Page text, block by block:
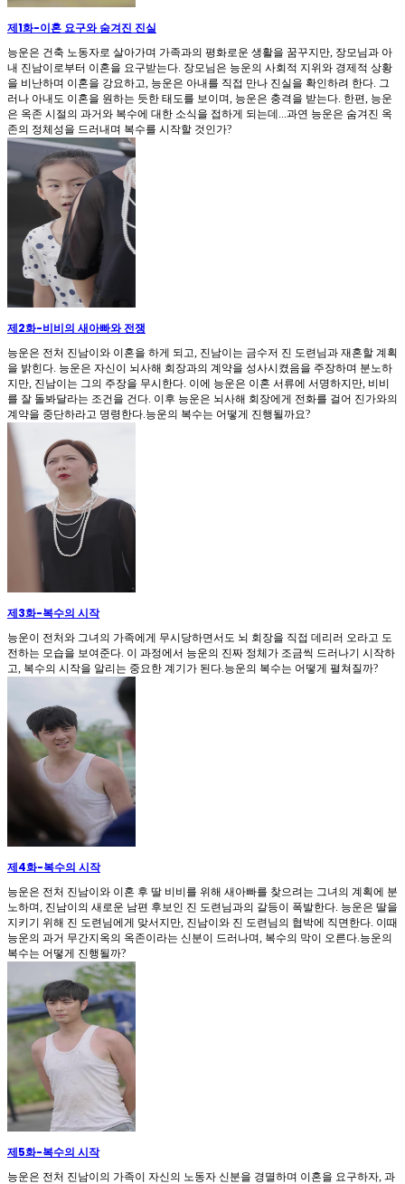
제1화-이혼 요구와 숨겨진 진실
능운은 건축 노동자로 살아가며 가족과의 평화로운 생활을 꿈꾸지만, 장모님과 아
내 진남이로부터 이혼을 요구받는다. 장모님은 능운의 사회적 지위와 경제적 상황
을 비난하며 이혼을 강요하고, 능운은 아내를 직접 만나 진실을 확인하려 한다. 그
러나 아내도 이혼을 원하는 듯한 태도를 보이며, 능운은 충격을 받는다. 한편, 능운
은 옥존 시절의 과거와 복수에 대한 소식을 접하게 되는데...과연 능운은 숨겨진 옥
존의 정체성을 드러내며 복수를 시작할 것인가?
제2화-비비의 새아빠와 전쟁
능운은 전처 진남이와 이혼을 하게 되고, 진남이는 금수저 진 도련님과 재혼할 계획
을 밝힌다. 능운은 자신이 뇌사해 회장과의 계약을 성사시켰음을 주장하며 분노하
지만, 진남이는 그의 주장을 무시한다. 이에 능운은 이혼 서류에 서명하지만, 비비
를 잘 돌봐달라는 조건을 건다. 이후 능운은 뇌사해 회장에게 전화를 걸어 진가와의
계약을 중단하라고 명령한다.능운의 복수는 어떻게 진행될까요?
제3화-복수의 시작
능운이 전처와 그녀의 가족에게 무시당하면서도 뇌 회장을 직접 데리러 오라고 도
전하는 모습을 보여준다. 이 과정에서 능운의 진짜 정체가 조금씩 드러나기 시작하
고, 복수의 시작을 알리는 중요한 계기가 된다.능운의 복수는 어떻게 펼쳐질까?
제4화-복수의 시작
능운은 전처 진남이와 이혼 후 딸 비비를 위해 새아빠를 찾으려는 그녀의 계획에 분
노하며, 진남이의 새로운 남편 후보인 진 도련님과의 갈등이 폭발한다. 능운은 딸을
지키기 위해 진 도련님에게 맞서지만, 진남이와 진 도련님의 협박에 직면한다. 이때
능운의 과거 무간지옥의 옥존이라는 신분이 드러나며, 복수의 막이 오른다.능운의
복수는 어떻게 진행될까?
제5화-복수의 시작
능운은 전처 진남이의 가족이 자신의 노동자 신분을 경멸하며 이혼을 요구하자, 과